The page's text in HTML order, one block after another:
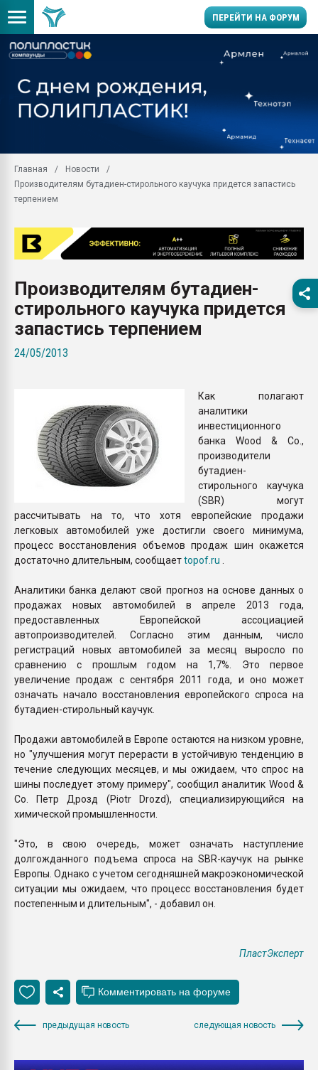
ПЕРЕЙТИ НА ФОРУМ
пластмасс
ситуацией на
Продам отходы
поликарбоната и АБС-
Armaloy PC/ABS-1IM
26.07.2022 "Сибирский
намного дороже
Профильная
Главная
Новости
Производителям бутадиен-стирольного каучука придется запастись
терпением
Производителям бутадиен-
стирольного каучука придется
запастись терпением
24/05/2013
Как полагают
аналитики
инвестиционного
банка Wood & Co.,
производители
бутадиен-
стирольного каучука
(SBR) могут
рассчитывать на то, что хотя европейские продажи
легковых автомобилей уже достигли своего минимума,
процесс восстановления объемов продаж шин окажется
достаточно длительным, сообщаетtopof.ru
Аналитики банка делают свой прогноз на основе данных о
продажах новых автомобилей в апреле 2013 года,
предоставленных Европейской ассоциацией
автопроизводителей. Согласно этим данным, число
регистраций новых автомобилей за месяц выросло по
сравнению с прошлым годом на 1,7%. Это первое
увеличение продаж с сентября 2011 года, и оно может
означать начало восстановления европейского спроса на
бутадиен-стирольный каучук.
Продажи автомобилей в Европе остаются на низком уровне,
но "улучшения могут перерасти в устойчивую тенденцию в
течение следующих месяцев, и мы ожидаем, что спрос на
шины последует этому примеру", сообщил аналитик Wood &
Co. Петр Дрозд (Piotr Drozd), специализирующийся на
химической промышленности.
"Это, в свою очередь, может означать наступление
долгожданного подъема спроса на SBR-каучук на рынке
Европы. Однако с учетом сегодняшней макроэкономической
ситуации мы ожидаем, что процесс восстановления будет
постепенным и длительным", - добавил он.
ПластЭксперт
предыдущая новость следующая новость